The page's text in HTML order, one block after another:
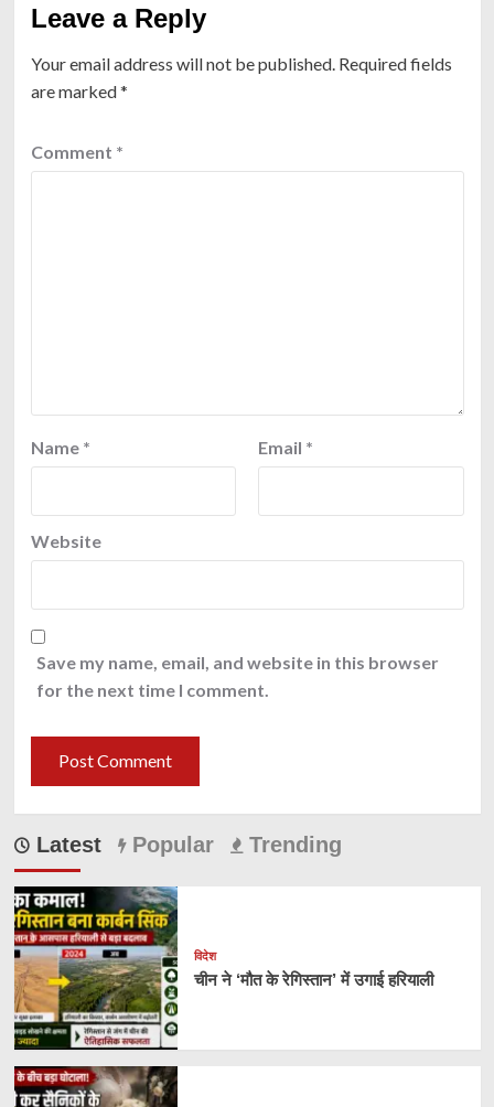
Leave a Reply
Your email address will not be published. Required fields
are marked*
Comment *
Name * Email *
Website
Save my name, email, and website in this browser
for the next time I comment.
Latest Popular Trending
विदेश
चीन ने ‘मौत के रेगिस्तान’ में उगाई हरियाली